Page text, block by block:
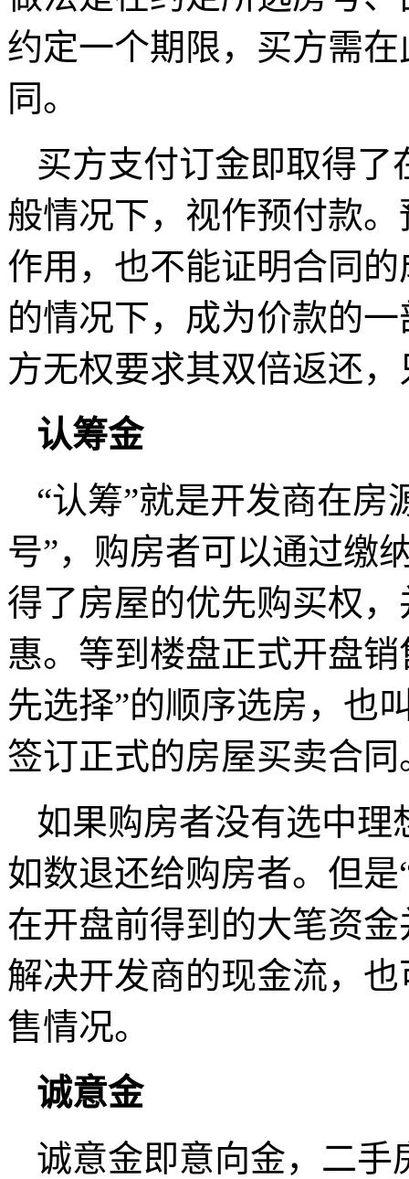
约定一个期限，买方需
同。
买方支付订金即取得
般情况下，视作预付款
作用，也不能证明合同
的情况下，成为价款的
方无权要求其双倍返还
认筹金
“认筹”就是开发商在房
号”，购房者可以通过缴
得了房屋的优先购买权
惠。等到楼盘正式开盘
先选择”的顺序选房，也
签订正式的房屋买卖合同
如果购房者没有选中理
如数退还给购房者。但
在开盘前得到的大笔资
解决开发商的现金流，
售情况。
诚意金
诚意金即意向金，二手